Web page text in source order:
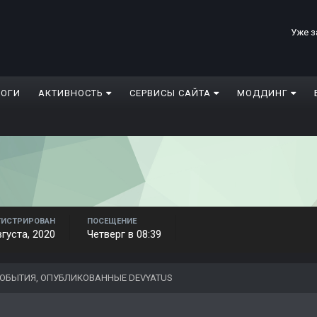
Уже
АКТИВНОСТЬ СЕРВИСЫ САЙТА МОДДИНГ
2020
ПОСЕЩЕНИЕ
Четверг в 08:39
ОПУБЛИКОВАННЫЕ DEVYATUS